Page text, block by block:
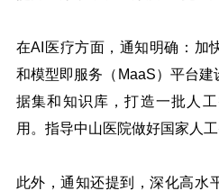
在AI医疗方面，通知明确：加
和模型即服务（MaaS）平台
据集和知识库，打造一批人
用。指导中山医院做好国家人
此外，通知还提到，深化高水